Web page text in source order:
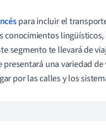
para incluir el
conocimientos
segmento te llevará de
presentará una variedad
por las calles y los